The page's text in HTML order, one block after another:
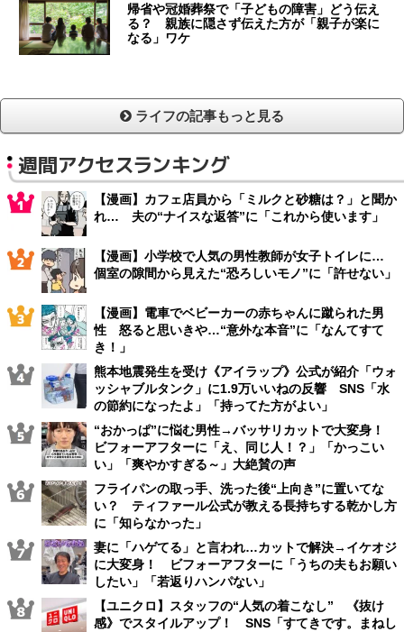
帰省や冠婚葬祭で「子どもの障害」どう伝え
る？ 親族に隠さず伝えた方が「親子が楽に
なる」ワケ
ライフの記事もっと見る
週間アクセスランキング
【漫画】カフェ店員から「ミルクと砂糖は？」と聞か
れ… 夫の“ナイスな返答”に「これから使います」
【漫画】小学校で人気の男性教師が女子トイレに…
個室の隙間から見えた“恐ろしいモノ”に「許せない」
【漫画】電車でベビーカーの赤ちゃんに蹴られた男
性 怒ると思いきや…“意外な本音”に「なんてすて
き！」
熊本地震発生を受け《アイラップ》公式が紹介「ウォ
ッシャブルタンク」に1.9万いいねの反響 SNS「水
の節約になったよ」「持ってた方がよい」
“おかっぱ”に悩む男性→バッサリカットで大変身！
ビフォーアフターに「え、同じ人！？」「かっこい
い」「爽やかすぎる～」大絶賛の声
フライパンの取っ手、洗った後“上向き”に置いてな
い？ ティファール公式が教える長持ちする乾かし方
に「知らなかった」
妻に「ハゲてる」と言われ…カットで解決→イケオジ
に大変身！ ビフォーアフターに「うちの夫もお願い
したい」「若返りハンパない」
【ユニクロ】スタッフの“人気の着こなし” 《抜け
感》でスタイルアップ！ SNS「すてきです。まねし